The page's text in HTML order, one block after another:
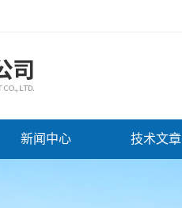
新闻中心 技术文章